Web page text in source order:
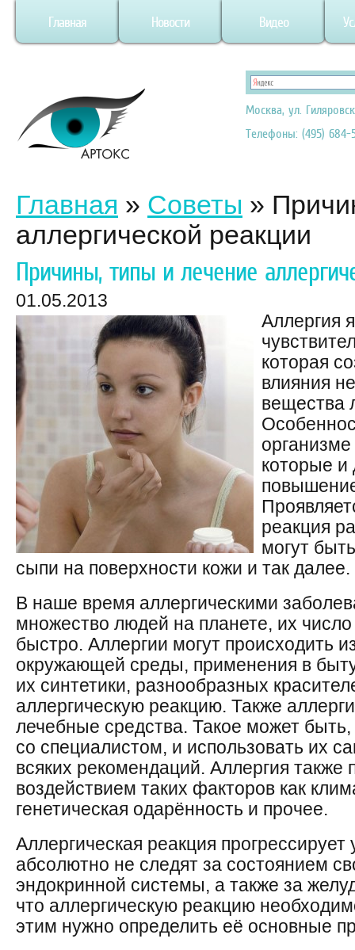
Главная Новости Видео
Москва, ул.
Телефоны: (495) 684-
Главная » Советы »
аллергической реакции
Причины, типы и лечение
01.05.2013
Аллергия
которая
влияния
вещества
которые и
реакция
могут
сыпи на поверхности кожи и так далее.
В наше время аллергическими
множество людей на планете, их
быстро. Аллергии могут происходить
окружающей среды, применения в
их синтетики, разнообразных
аллергическую реакцию. Также
лечебные средства. Такое может быть,
со специалистом, и использовать их
всяких рекомендаций. Аллергия также
воздействием таких факторов как
генетическая одарённость и прочее.
Аллергическая реакция
абсолютно не следят за состоянием
эндокринной системы, а также за
что аллергическую реакцию
этим нужно определить её основные